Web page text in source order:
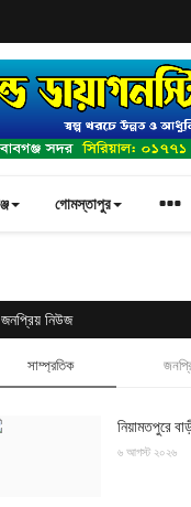
গোমস্তাপুর
জনপ্রিয় নিউজ
সাম্প্রতিক
নিয়ামতপুরে
৬ আগস্ট ২০২৬